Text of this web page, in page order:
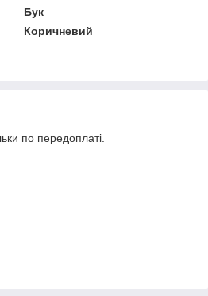
Бук
Коричневий
по передоплаті.